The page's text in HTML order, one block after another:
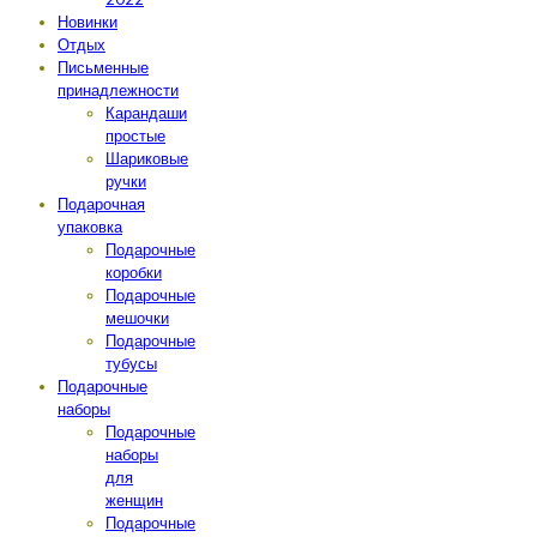
Новинки
Отдых
Письменные
принадлежности
Карандаши
простые
Шариковые
ручки
Подарочная
упаковка
Подарочные
коробки
Подарочные
мешочки
Подарочные
тубусы
Подарочные
наборы
Подарочные
наборы
для
женщин
Подарочные